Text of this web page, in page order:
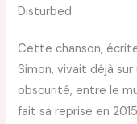
Disturbed
Cette chanson,
Simon, vivait déjà
obscurité, entre le
fait sa reprise en